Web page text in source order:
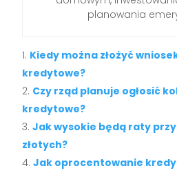
planowania
Kiedy można złożyć
kredytowe?
Czy rząd planuje ogłosić
kredytowe?
Jak wysokie będą raty
złotych?
Jak oprocentowanie